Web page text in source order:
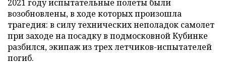
2021 году испытательные полеты были
возобновлены, в ходе которых произошла
трагедия: в силу технических неполадок самолет
при заходе на посадку в подмосковной Кубинке
разбился, экипаж из трех летчиков-испытателей
погиб.